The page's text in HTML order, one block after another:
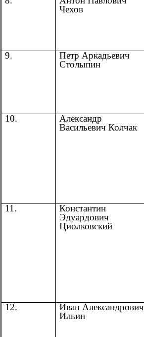
Чехов
9.
Петр Аркадьевич
Столыпин
10.
Александр
Васильевич Колчак
11.
Константин
Эдуардович
Циолковский
12.
Иван Александрович
Ильин